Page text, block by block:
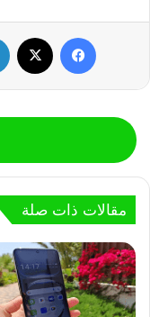
مقالات ذات صلة